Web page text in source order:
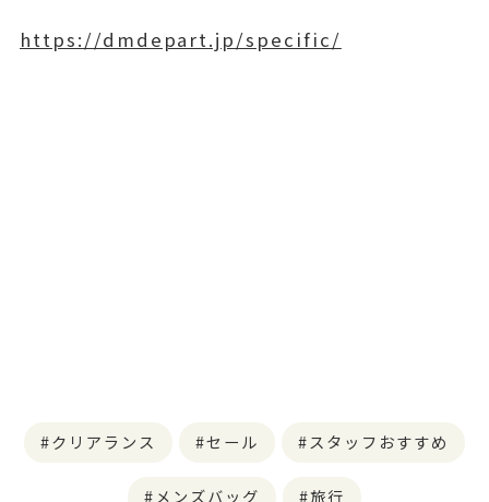
https://dmdepart.jp/specific/
クリアランス セール スタッフおすすめ
メンズバッグ 旅行